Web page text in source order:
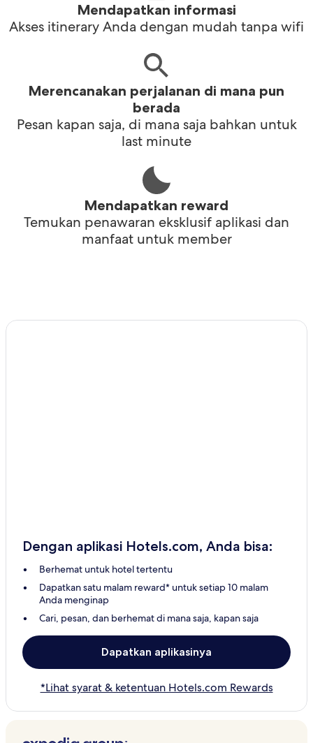
Mendapatkan informasi
Akses itinerary Anda dengan mudah tanpa wifi
Merencanakan perjalanan di mana pun
berada
Pesan kapan saja, di mana saja bahkan untuk
last minute
Mendapatkan reward
Temukan penawaran eksklusif aplikasi dan
manfaat untuk member
Dengan aplikasi Hotels.com, Anda bisa:
Berhemat untuk hotel tertentu
Dapatkan satu malam reward* untuk setiap 10 malam
Anda menginap
Cari, pesan, dan berhemat di mana saja, kapan saja
Dapatkan aplikasinya
*Lihat syarat & ketentuan Hotels.com Rewards